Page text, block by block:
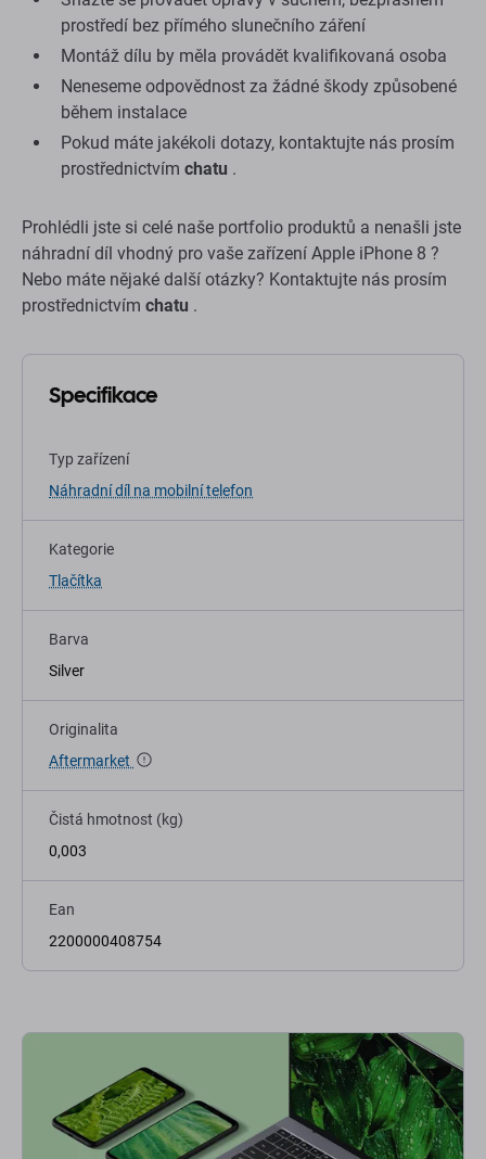
prostředí bez přímého slunečního záření
Montáž dílu by měla provádět kvalifikovaná osoba
Neneseme odpovědnost za žádné škody způsobené
během instalace
Pokud máte jakékoli dotazy, kontaktujte nás prosím
prostřednictvím chatu .
Prohlédli jste si celé naše portfolio produktů a nenašli jste
náhradní díl vhodný pro vaše zařízení Apple iPhone 8 ?
Nebo máte nějaké další otázky? Kontaktujte nás prosím
prostřednictvím chatu .
Specifikace
Typ zařízení
Náhradní díl na mobilní telefon
Kategorie
Tlačítka
Barva
Silver
Originalita
Aftermarket
Čistá hmotnost (kg)
0,003
Ean
2200000408754